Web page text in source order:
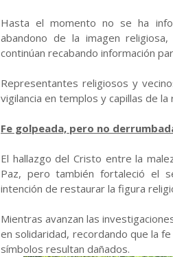
Hasta el momento no se ha
abandono de la imagen
continúan recabando información
Representantes religiosos y
vigilancia en templos y capillas de
Fe golpeada, pero no
El hallazgo del Cristo entre la
Paz, pero también fortaleció el
intención de restaurar la figura
Mientras avanzan las
en solidaridad, recordando que la
símbolos resultan dañados.